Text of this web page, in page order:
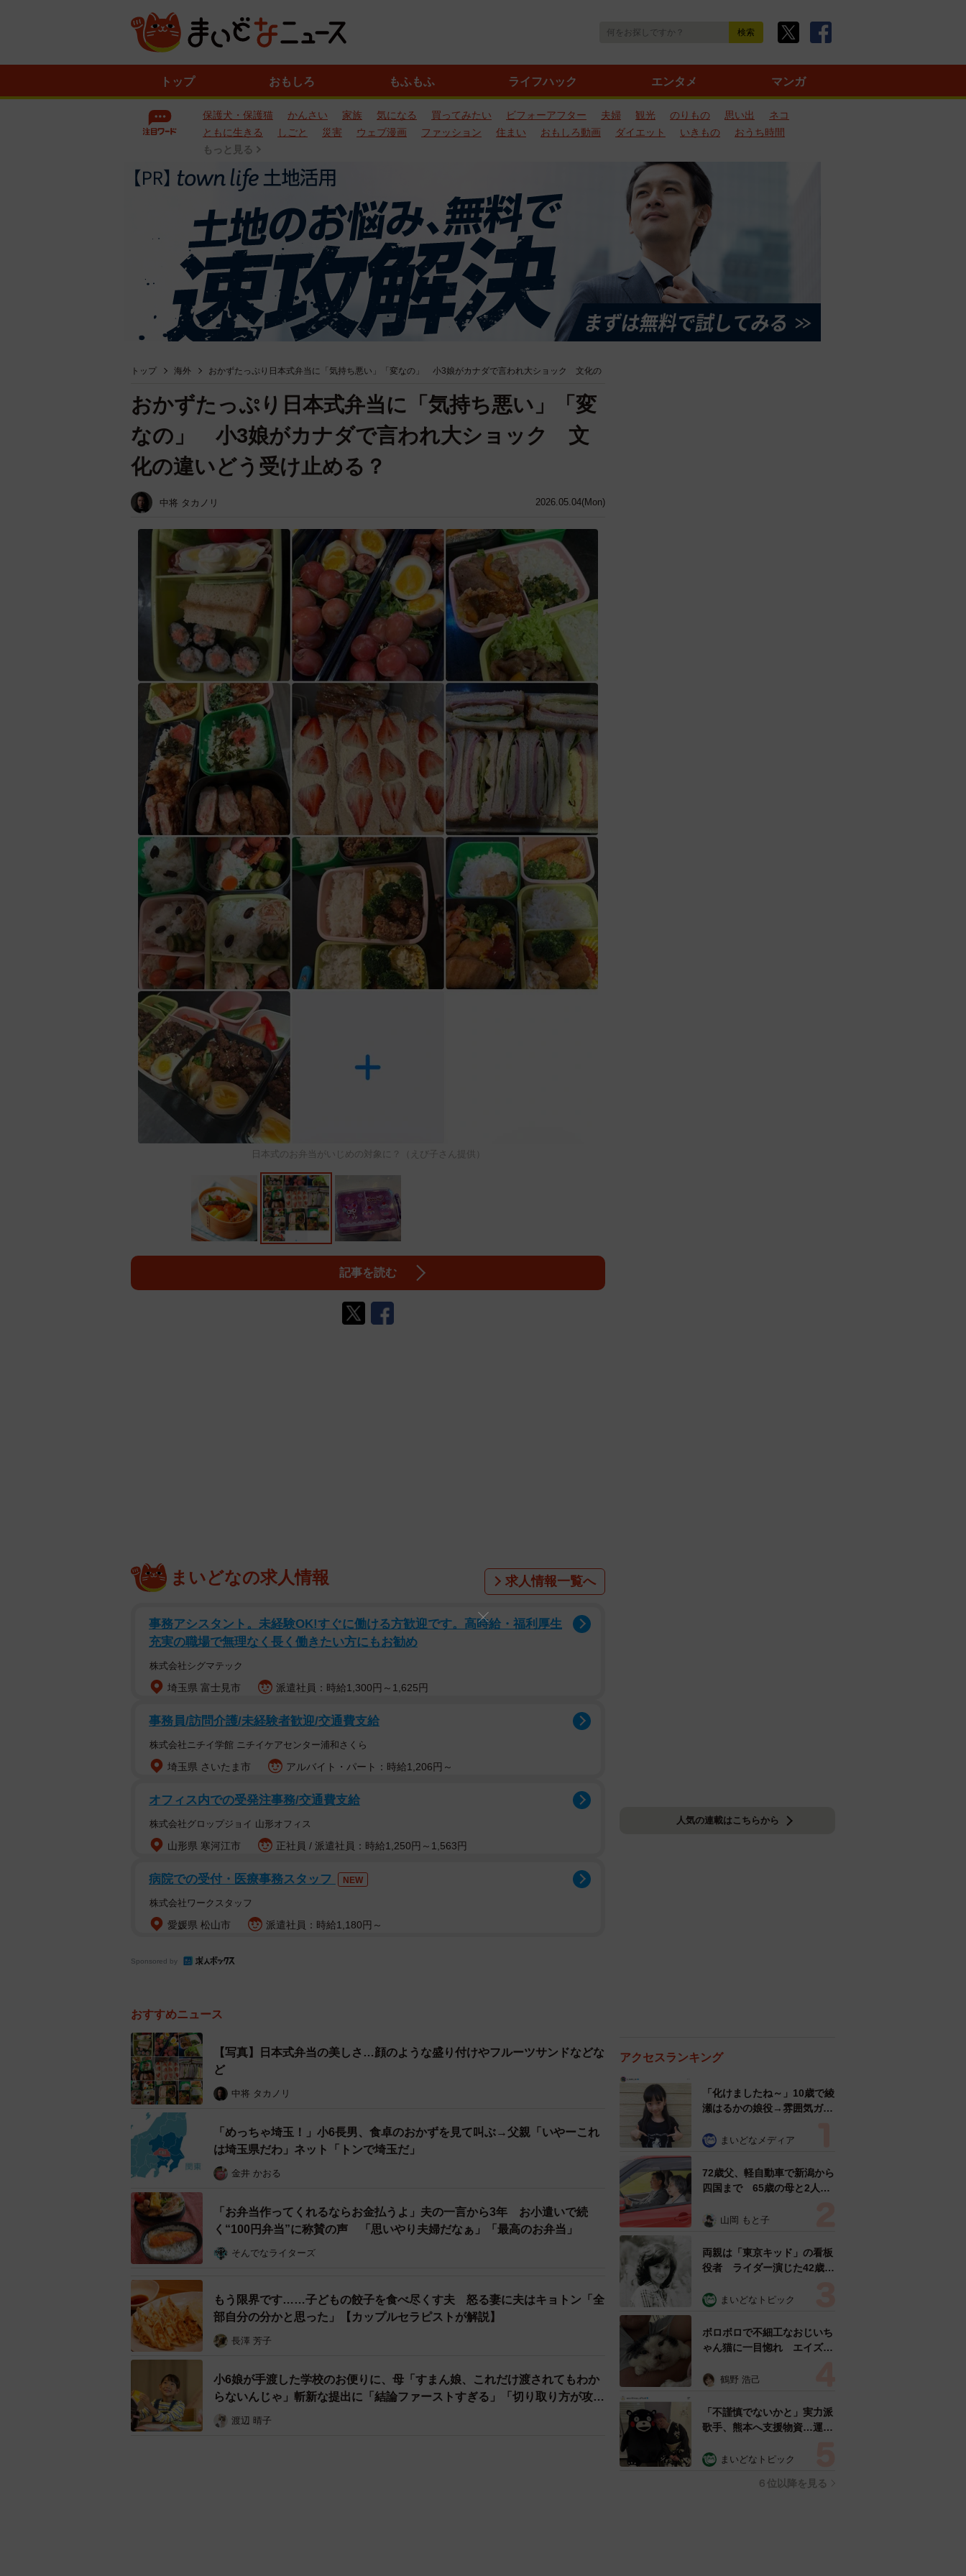
トップ おもしろ もふもふ ライフハック エンタメ マンガ
保護犬・保護猫 かんさい 家族 気になる 買ってみたい ビフォーアフター 夫婦 観光 のりもの 思い出
ネコ
ともに生きる
しごと 災害 ウェブ漫画 ファッション 住まい おもしろ動画 ダイエット いきもの
おうち時間
もっと見る
トップ 海外 おかずたっぷり日本式弁当に「気持ち悪い」「変なの」 小3娘がカナダで言われ大ショック 文化の
2026.05.04(Mon)
おかずたっぷり日本式弁当に「気持ち悪い」「変
なの」 小3娘がカナダで言われ大ショック 文
化の違いどう受け止める？
中将 タカノリ
日本式のお弁当がいじめの対象に？（えび子さん提供）
記事を読む
まいどなの求人情報 求人情報一覧へ
事務アシスタント。未経験OK!すぐに働ける方歓迎です。高時給・福利厚生
充実の職場で無理なく長く働きたい方にもお勧め
株式会社シグマテック
埼玉県 富士見市 派遣社員：時給1,300円～1,625円
事務員/訪問介護/未経験者歓迎/交通費支給
株式会社ニチイ学館 ニチイケアセンター浦和さくら
埼玉県 さいたま市 アルバイト・パート：時給1,206円～
オフィス内での受発注事務/交通費支給
株式会社グロップジョイ 山形オフィス
山形県 寒河江市 正社員 / 派遣社員：時給1,250円～1,563円
病院での受付・医療事務スタッフ NEW
株式会社ワークスタッフ
愛媛県 松山市 派遣社員：時給1,180円～
Sponsored by
おすすめニュース
【写真】日本式弁当の美しさ…顔のような盛り付けやフルーツサンドなどな
ど
中将 タカノリ
「めっちゃ埼玉！」小6長男、食卓のおかずを見て叫ぶ→父親「いやーこれ
は埼玉県だわ」ネット「トンで埼玉だ」
金井 かおる
「お弁当作ってくれるならお金払うよ」夫の一言から3年 お小遣いで続
く“100円弁当”に称賛の声 「思いやり夫婦だなぁ」「最高のお弁当」
そんでなライターズ
もう限界です……子どもの餃子を食べ尽くす夫 怒る妻に夫はキョトン「全
部自分の分かと思った」【カップルセラピストが解説】
長澤 芳子
小6娘が手渡した学校のお便りに、母「すまん娘、これだけ渡されてもわか
らないんじゃ」斬新な提出に「結論ファーストすぎる」「切り取り方が攻め
てる」
渡辺 晴子
人気の連載はこちらから
アクセスランキング
「化けましたね～」10歳で綾
瀬はるかの娘役→雰囲気ガラ
雰囲気が」「宝塚に入れそ
まいどなメディア
72歳父、軽自動車で新潟から
四国まで 65歳の母と2人で
憩まで分刻み… 「大学生で
山岡 もと子
両親は「東京キッド」の看板
役者 ライダー演じた42歳元
ングフォト」計画を明言
む」
まいどなトピック
ボロボロで不細工なおじいち
ゃん猫に一目惚れ エイズだ
暮らすと「おじ猫」だって可
鶴野 浩己
「不謹慎でないかと」実力派
歌手、熊本へ支援物資…運搬
めらい 「痛いほど伝わる」
まいどなトピック
６位以降を見る